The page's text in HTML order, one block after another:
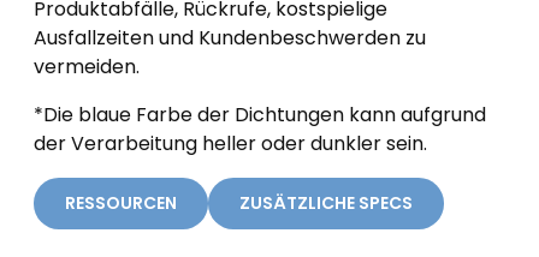
Produktabfälle, Rückrufe, kostspielige
Ausfallzeiten und Kundenbeschwerden zu
vermeiden.
*Die blaue Farbe der Dichtungen kann aufgrund
der Verarbeitung heller oder dunkler sein.
RESSOURCEN ZUSÄTZLICHE SPECS